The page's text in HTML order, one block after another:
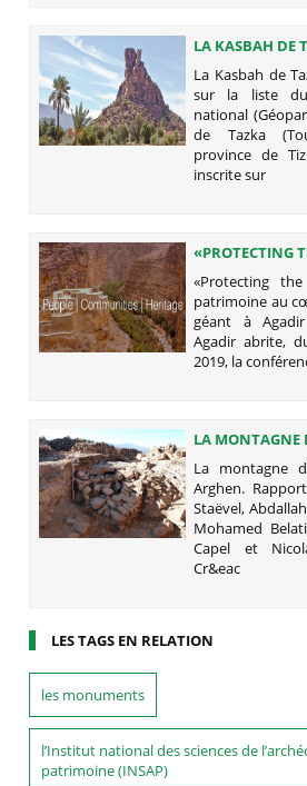
LA KASBAH DE
INSCRITE SUR
PATRIMOINE
(GÉOPARC JBEL
La Kasbah de
sur la liste
national
de Tazka
province de
inscrite sur
«PROTECTING
DU
(GÉOPARC JBEL
«Protecting
patrimoine au
géant à
Agadir abrite,
2019, la
LA MONTAGNE
DES ARGHEN.
La montagne
Arghen.
Staëvel,
Mohamed
Capel et
Cr&eac
LES TAGS EN RELATION
les monuments
l’Institut national des sciences de
patrimoine (INSAP)